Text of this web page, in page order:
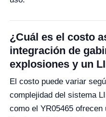
¿Cuál es el costo
integración de
explosiones y un
El costo puede variar
complejidad del sistema
como el YR05465